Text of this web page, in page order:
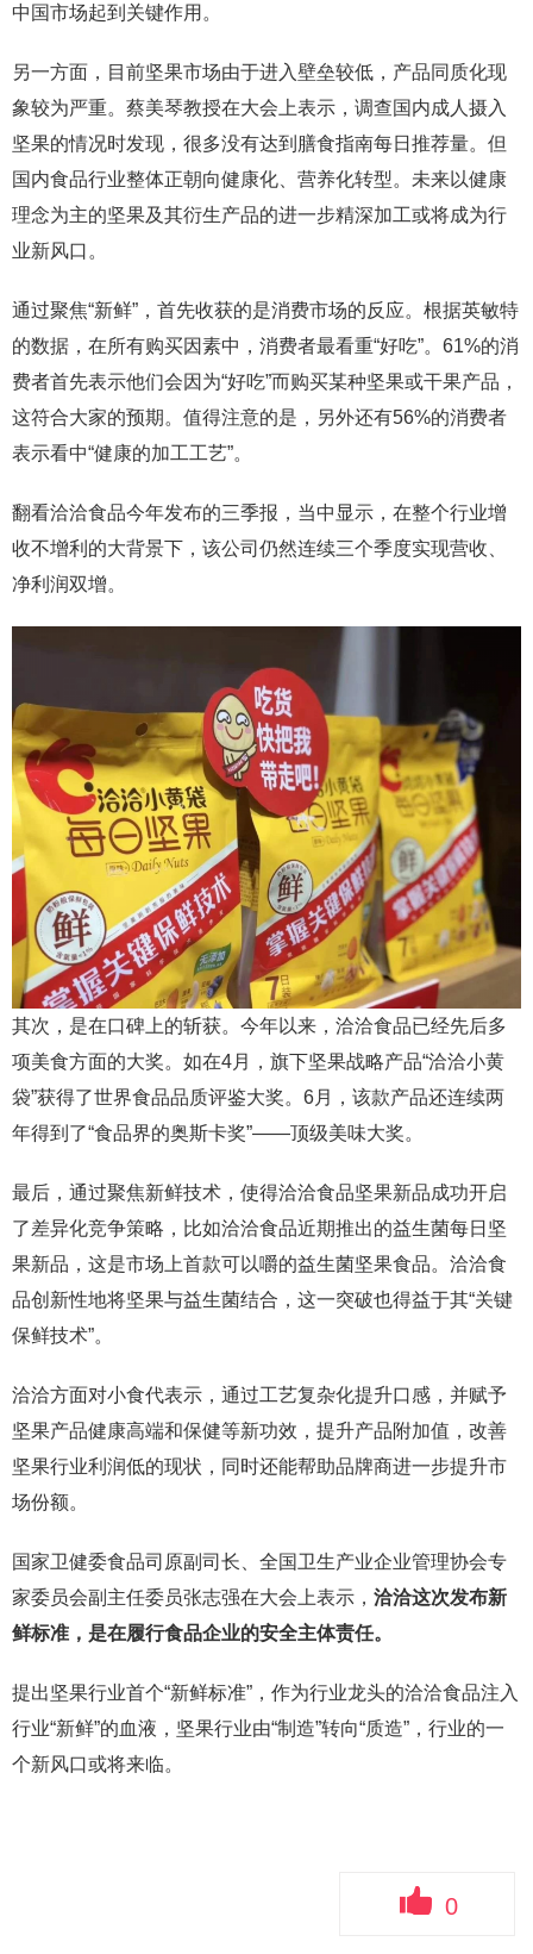
中国市场起到关键作用。
另一方面，目前坚果市场由于进入壁垒较低，产品同质化现
象较为严重。蔡美琴教授在大会上表示，调查国内成人摄入
坚果的情况时发现，很多没有达到膳食指南每日推荐量。但
国内食品行业整体正朝向健康化、营养化转型。未来以健康
理念为主的坚果及其衍生产品的进一步精深加工或将成为行
业新风口。
通过聚焦“新鲜”，首先收获的是消费市场的反应。根据英敏特
的数据，在所有购买因素中，消费者最看重“好吃”。61%的消
费者首先表示他们会因为“好吃”而购买某种坚果或干果产品，
这符合大家的预期。值得注意的是，另外还有56%的消费者
表示看中“健康的加工工艺”。
翻看洽洽食品今年发布的三季报，当中显示，在整个行业增
收不增利的大背景下，该公司仍然连续三个季度实现营收、
净利润双增。
其次，是在口碑上的斩获。今年以来，洽洽食品已经先后多
项美食方面的大奖。如在4月，旗下坚果战略产品“洽洽小黄
袋”获得了世界食品品质评鉴大奖。6月，该款产品还连续两
年得到了“食品界的奥斯卡奖”——顶级美味大奖。
最后，通过聚焦新鲜技术，使得洽洽食品坚果新品成功开启
了差异化竞争策略，比如洽洽食品近期推出的益生菌每日坚
果新品，这是市场上首款可以嚼的益生菌坚果食品。洽洽食
品创新性地将坚果与益生菌结合，这一突破也得益于其“关键
保鲜技术”。
洽洽方面对小食代表示，通过工艺复杂化提升口感，并赋予
坚果产品健康高端和保健等新功效，提升产品附加值，改善
坚果行业利润低的现状，同时还能帮助品牌商进一步提升市
场份额。
国家卫健委食品司原副司长、全国卫生产业企业管理协会专
家委员会副主任委员张志强在大会上表示， 洽洽这次发布新
鲜标准，是在履行食品企业的安全主体责任。
提出坚果行业首个“新鲜标准”，作为行业龙头的洽洽食品注入
行业“新鲜”的血液，坚果行业由“制造”转向“质造”，行业的一
个新风口或将来临。
0